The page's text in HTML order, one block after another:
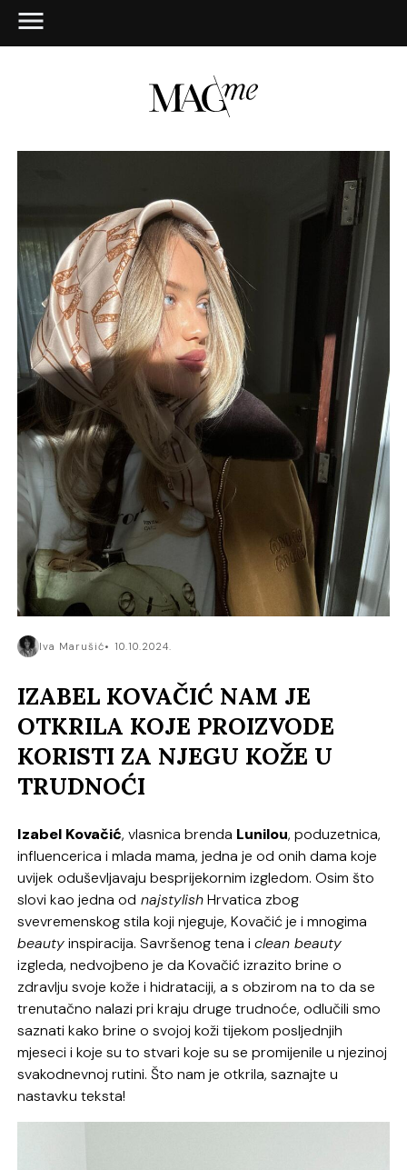
Iva Marušić 10.10.2024.
IZABEL KOVAČIĆ NAM JE
OTKRILA KOJE PROIZVODE
KORISTI ZA NJEGU KOŽE U
TRUDNOĆI
Izabel Kovačić, vlasnica brenda Lunilou, poduzetnica,
influencerica i mlada mama, jedna je od onih dama koje
uvijek oduševljavaju besprijekornim izgledom. Osim što
slovi kao jedna od najstylishHrvatica zbog
svevremenskog stila koji njeguje, Kovačić je i mnogima
beautyinspiracija. Savršenog tena iclean beauty
izgleda, nedvojbeno je da Kovačić izrazito brine o
zdravlju svoje kože i hidrataciji, a s obzirom na to da se
trenutačno nalazi pri kraju druge trudnoće, odlučili smo
saznati kako brine o svojoj koži tijekom posljednjih
mjeseci i koje su to stvari koje su se promijenile u njezinoj
svakodnevnoj rutini. Što nam je otkrila, saznajte u
nastavku teksta!